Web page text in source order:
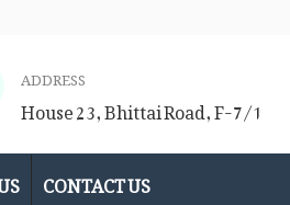
ADDRESS
House 23, Bhittai Road, F-7/1
CONTACT US